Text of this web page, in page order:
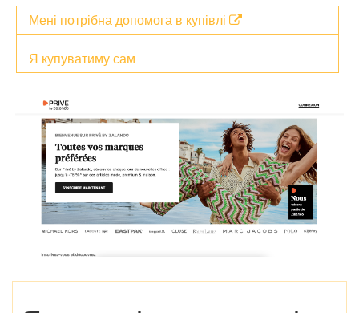
Я купуватиму сам
Мені потрібна допомога в купівлі